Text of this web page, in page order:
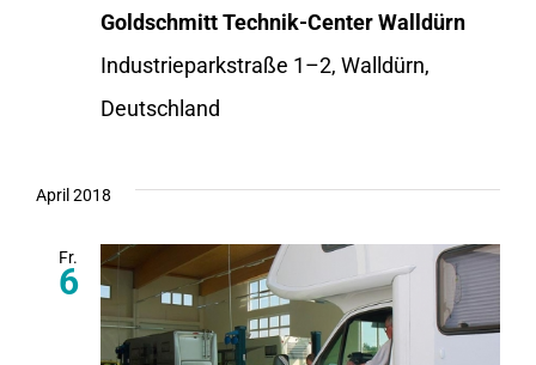
Goldschmitt Technik-Center Walldürn
Industrieparkstraße 1–2, Walldürn,
Deutschland
April 2018
Fr.
6